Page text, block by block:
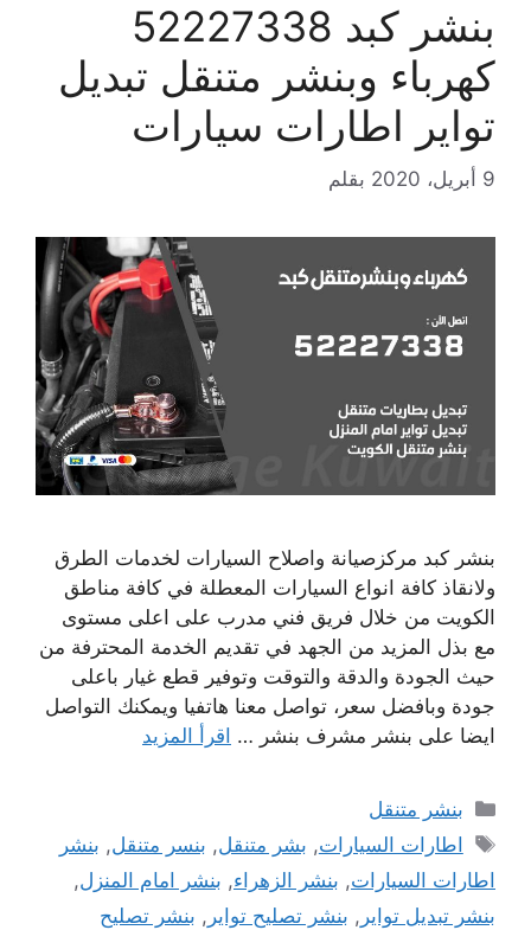
بنشر كبد 52227338
كهرباء وبنشر متنقل تبديل
تواير اطارات سيارات
9 أبريل، 2020 بقلم
بنشر كبد مركزصيانة واصلاح السيارات لخدمات الطرق
ولانقاذ كافة انواع السيارات المعطلة في كافة مناطق
الكويت من خلال فريق فني مدرب على اعلى مستوى
مع بذل المزيد من الجهد في تقديم الخدمة المحترفة من
حيث الجودة والدقة والتوقت وتوفير قطع غيار باعلى
جودة وبافضل سعر، تواصل معنا هاتفيا ويمكنك التواصل
ايضا على بنشر مشرف بنشر … اقرأ المزيد
التصنيفات
بنشر متنقل
الوسوم
اطارات السيارات, بشر متنقل, بنسر متنقل, بنشر
اطارات السيارات, بنشر الزهراء, بنشر امام المنزل,
بنشر تبديل تواير , بنشر تصليح تواير , بنشر تصليح